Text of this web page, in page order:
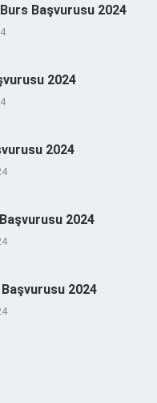
Başvurusu 2024
2024
2024
2024
2024